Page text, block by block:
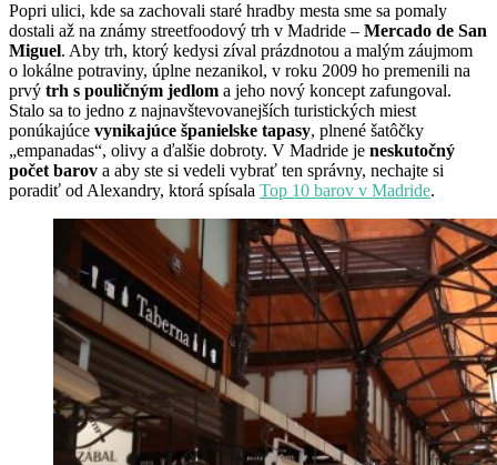
Popri ulici, kde sa zachovali staré hradby mesta sme sa pomaly
dostali až na známy streetfoodový trh v Madride – Mercado de San
Miguel. Aby trh, ktorý kedysi zíval prázdnotou a malým záujmom
o lokálne potraviny, úplne nezanikol, v roku 2009 ho premenili na
prvý trh s pouličným jedlom a jeho nový koncept zafungoval.
Stalo sa to jedno z najnavštevovanejších turistických miest
ponúkajúce vynikajúce španielske tapasy, plnené šatôčky
„empanadas“, olivy a ďalšie dobroty. V Madride je neskutočný
počet barov a aby ste si vedeli vybrať ten správny, nechajte si
poradiť od Alexandry, ktorá spísala Top 10 barov v Madride.